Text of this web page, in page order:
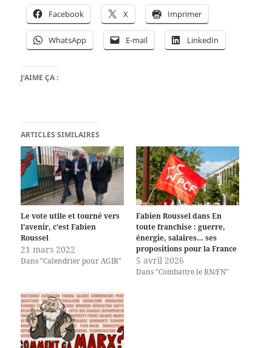
Facebook X Imprimer
WhatsApp E-mail LinkedIn
J’AIME ÇA :
ARTICLES SIMILAIRES
Le vote utile et tourné vers
l’avenir, c’est Fabien
Roussel
21 mars 2022
Dans "Calendrier pour AGIR"
Fabien Roussel dans En
toute franchise : guerre,
énergie, salaires… ses
propositions pour la France
5 avril 2026
Dans "Combattre le RN/FN"